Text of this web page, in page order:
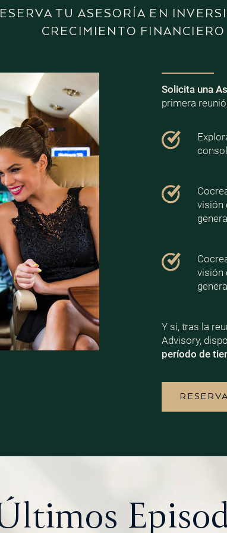
TU ASESORÍA EN
CRECIMIENTO FINANCIERO
Solicita una
primera
visión
visión
Y si, tras la
Advisory,
período de